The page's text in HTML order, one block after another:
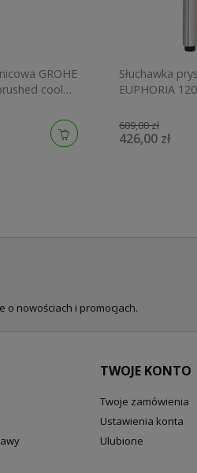
GROHE
cool
Słuchawka
EUPHORIA
609,00 zł
426,00 zł
o nowościach i promocjach.
TWOJE KONTO
Twoje zamówienia
Ustawienia konta
Ulubione